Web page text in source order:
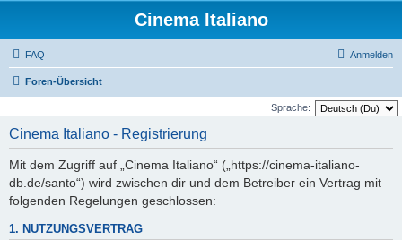
Cinema Italiano
FAQ Anmelden
Foren-Übersicht
Sprache:
Cinema Italiano - Registrierung
Mit dem Zugriff auf „Cinema Italiano“ („https://cinema-italiano-
db.de/santo“) wird zwischen dir und dem Betreiber ein Vertrag mit
folgenden Regelungen geschlossen:
1. NUTZUNGSVERTRAG